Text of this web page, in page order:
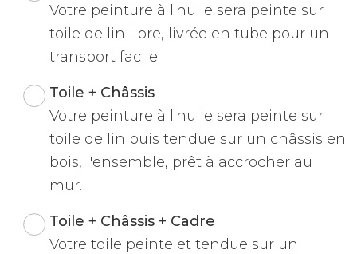
Votre peinture à l'huile sera peinte sur
toile de lin libre, livrée en tube pour un
transport facile.
Toile + Châssis
Votre peinture à l'huile sera peinte sur
toile de lin puis tendue sur un châssis en
bois, l'ensemble, prêt à accrocher au
mur.
Toile + Châssis + Cadre
Votre toile peinte et tendue sur un